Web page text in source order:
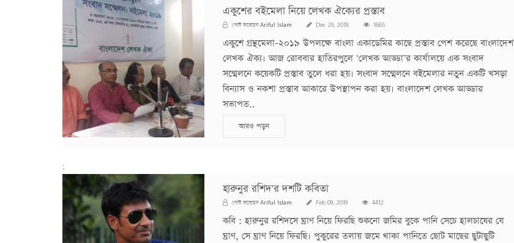
একুশের বইমেলা নিয়ে লেখক ঐক্যের প্রস্তাব
পোস্ট করেছেনAriful Islam Dec 29, 2018 1665
একুশে গ্রন্থমেলা-২০১৯ উপলক্ষে বাংলা একাডেমির কাছে প্রস্তাব পেশ করেছে বাংলাদেশ
লেখক ঐক্য। আজ রোববার হাতিরপুলে ‘লেখক আড্ডা’র কার্যালয়ে এক সংবাদ
সম্মেলনে কয়েকটি প্রস্তাব তুলে ধরা হয়। সংবাদ সম্মেলনে বইমেলার নতুন একটি খসড়া
বিন্যাস ও নকশা প্রস্তাব আকারে উপস্থাপন করা হয়। বাংলাদেশ লেখক আড্ডার
সভাপত..
আরও পড়ুন
;
হারুনুর রশিদ'র দশটি কবিতা
পোস্ট করেছেনAriful Islam Feb 09, 2019 4412
কবি : হারুনুর রশিদসে ঘ্রাণ নিয়ে ফিরছি শুকনো জমির বুকে পানি সেচে হালচাষের যে
ঘ্রাণ, সে ঘ্রাণ নিয়ে ফিরছি। পুকুরের তলায় জমে থাকা পানিতে ছোট মাছের ছুটাছুটি